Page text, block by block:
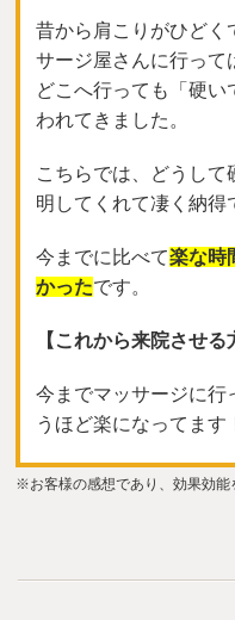
昔から肩こりがひどく
サージ屋さんに行って
どこへ行っても「硬
われてきました。
こちらでは、どうして
明してくれて凄く納得
今までに比べて楽な時
かったです。
【これから来院させる
今までマッサージに行
うほど楽になってます
※お客様の感想であり、効果効能